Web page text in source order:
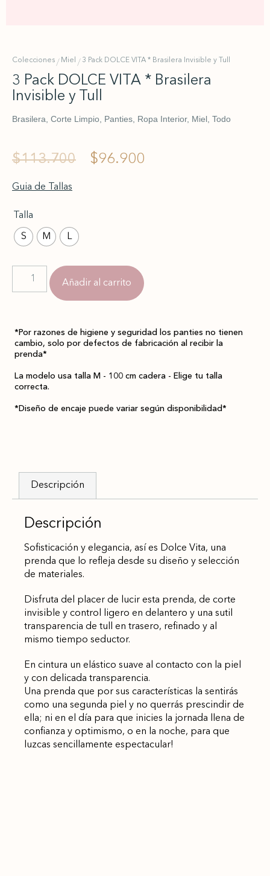
Colecciones/ Miel / 3 Pack DOLCE VITA * Brasilera Invisible y Tull
3 Pack DOLCE VITA * Brasilera
Invisible y Tull
Brasilera, Corte Limpio, Panties, Ropa Interior, Miel, Todo
$113.700 $96.900
Guia de Tallas
Talla
S M L
Añadir al carrito
*Por razones de higiene y seguridad los panties no tienen
cambio, solo por defectos de fabricación al recibir la
prenda*
La modelo usa talla M - 100 cm cadera - Elige tu talla
correcta.
*Diseño de encaje puede variar según disponibilidad*
Descripción
Descripción
Sofisticación y elegancia, así es Dolce Vita, una
prenda que lo refleja desde su diseño y selección
de materiales.
Disfruta del placer de lucir esta prenda, de corte
invisible y control ligero en delantero y una sutil
transparencia de tull en trasero, refinado y al
mismo tiempo seductor.
En cintura un elástico suave al contacto con la piel
y con delicada transparencia.
Una prenda que por sus características la sentirás
como una segunda piel y no querrás prescindir de
ella; ni en el día para que inicies la jornada llena de
confianza y optimismo, o en la noche, para que
luzcas sencillamente espectacular!